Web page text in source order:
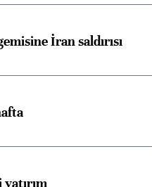
İran saldırısı